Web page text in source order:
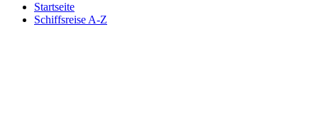
Startseite
Schiffsreise A-Z